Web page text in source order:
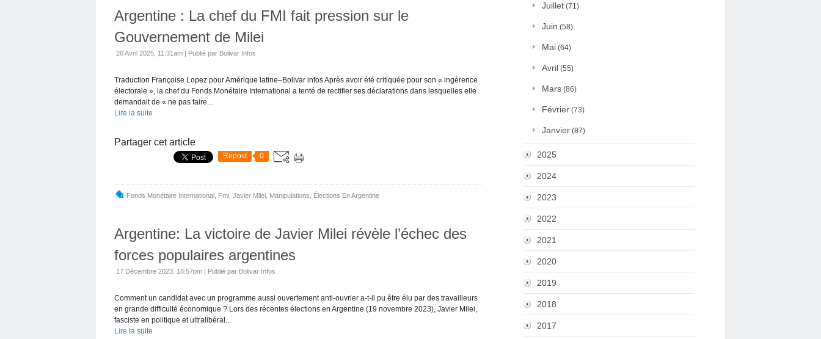
Argentine : La chef du FMI fait pression sur le
Gouvernement de Milei
26 Avril 2025, 11:31am | Publié par Bolivar Infos
Traduction Françoise Lopez pour Amérique latine–Bolivar infos Après avoir été critiquée pour son « ingérence
électorale », la chef du Fonds Monétaire International a tenté de rectifier ses déclarations dans lesquelles elle
demandait de « ne pas faire...
Lire la suite
Partager cet article
Repost 0
Fonds Monétaire International Fmi Javier Milei Manipulations Élections En Argentine
Argentine: La victoire de Javier Milei révèle l’échec des
forces populaires argentines
17 Décembre 2023, 18:57pm | Publié par Bolivar Infos
Comment un candidat avec un programme aussi ouvertement anti-ouvrier a-t-il pu être élu par des travailleurs
en grande difficulté économique ? Lors des récentes élections en Argentine (19 novembre 2023), Javier Milei,
fasciste en politique et ultralibéral...
Lire la suite
Juillet (71)
Juin (58)
Mai (64)
Avril (55)
Mars (86)
Février (73)
Janvier (87)
2025
2024
2023
2022
2021
2020
2019
2018
2017